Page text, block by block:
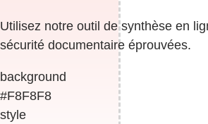
Utilisez notre outil de synthèse en
sécurité documentaire éprouvées.
background
#F8F8F8
style